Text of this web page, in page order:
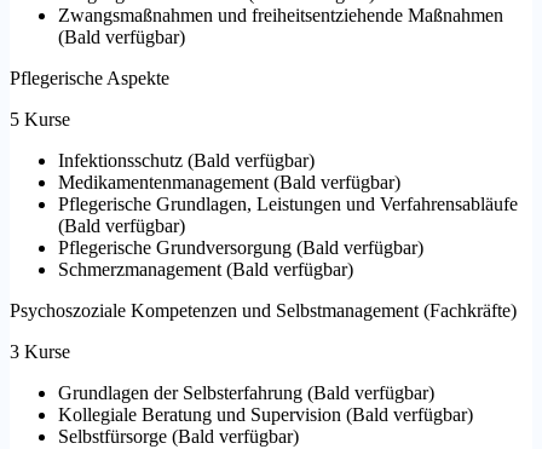
Zwangsmaßnahmen und freiheitsentziehende Maßnahmen
(Bald verfügbar)
Pflegerische Aspekte
5 Kurse
Infektionsschutz (Bald verfügbar)
Medikamentenmanagement (Bald verfügbar)
Pflegerische Grundlagen, Leistungen und Verfahrensabläufe
(Bald verfügbar)
Pflegerische Grundversorgung (Bald verfügbar)
Schmerzmanagement (Bald verfügbar)
Psychoszoziale Kompetenzen und Selbstmanagement (Fachkräfte)
3 Kurse
Grundlagen der Selbsterfahrung (Bald verfügbar)
Kollegiale Beratung und Supervision (Bald verfügbar)
Selbstfürsorge (Bald verfügbar)